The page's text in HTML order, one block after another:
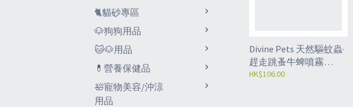
🐈貓砂專區
🐶狗狗用品
🐱🐶用品
💊營養保健品
🛀寵物美容/沖涼
用品
Divine Pets 天然驅蚊蟲·
趕走跳蚤牛蜱噴霧
130ml
HK$106.00